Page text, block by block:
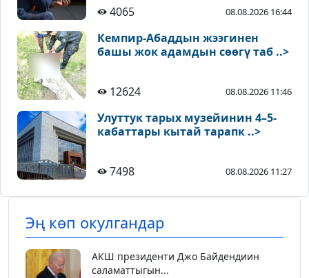
4065 08.08.2026 16:44
Кемпир-Абаддын жээгинен
башы жок адамдын сөөгү таб ..>
12624 08.08.2026 11:46
Улуттук тарых музейинин 4–5-
кабаттары кытай тарапк ..>
7498 08.08.2026 11:27
Эң көп окулгандар
АКШ президенти Джо Байдендиин
саламаттыгын...